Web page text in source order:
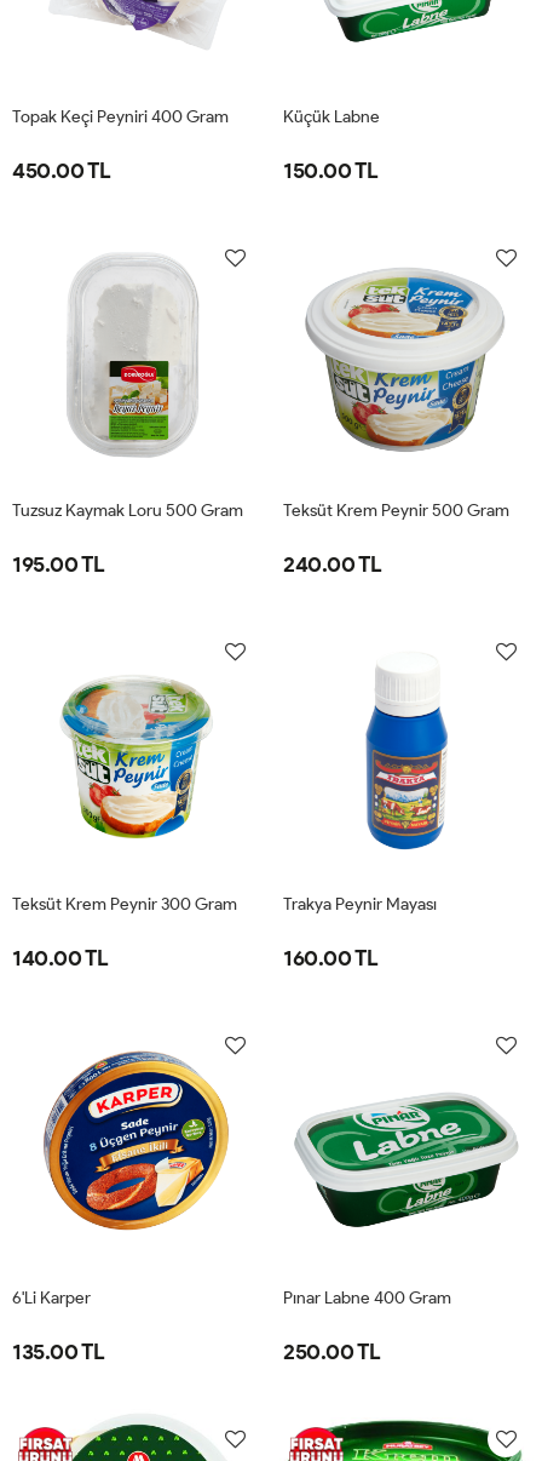
Topak Keçi Peyniri 400 Gram
450.00 TL
Küçük Labne
150.00 TL
Tuzsuz Kaymak Loru 500 Gram
195.00 TL
Teksüt Krem Peynir 500 Gram
240.00 TL
Teksüt Krem Peynir 300 Gram
140.00 TL
Trakya Peynir Mayası
160.00 TL
6'Li Karper
135.00 TL
Pınar Labne 400 Gram
250.00 TL